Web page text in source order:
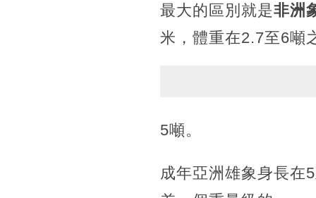
最大的區別就是非洲
米，體重在2.7至6噸
5噸。
成年亞洲雄象身長在